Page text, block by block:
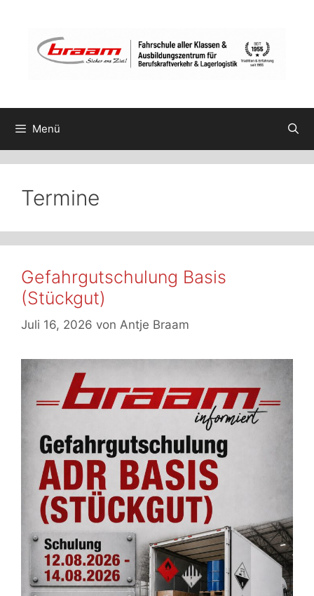
springen
Menü
Termine
Gefahrgutschulung Basis
(Stückgut)
Juli 16, 2026 von Antje Braam